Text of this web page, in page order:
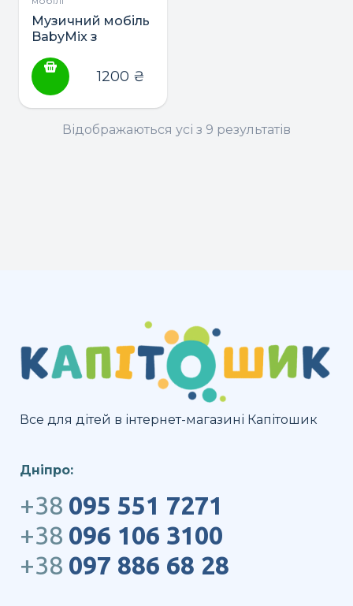
Музичний мобіль
BabyMix з
іграшкою (в
асортименті)
1200 ₴
Відображаються усі з 9 результатів
Все для дітей в інтернет-магазині Капітошик
Дніпро:
+38 095 551 7271
+38 096 106 3100
+38 097 886 68 28